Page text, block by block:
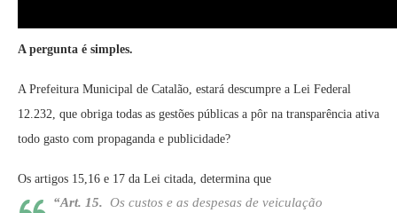
A pergunta é simples.
A Prefeitura Municipal de Catalão, estará descumpre a Lei Federal
12.232, que obriga todas as gestões públicas a pôr na transparência ativa
todo gasto com propaganda e publicidade?
Os artigos 15,16 e 17 da Lei citada, determina que
“Art. 15. Os custos e as despesas de veiculação